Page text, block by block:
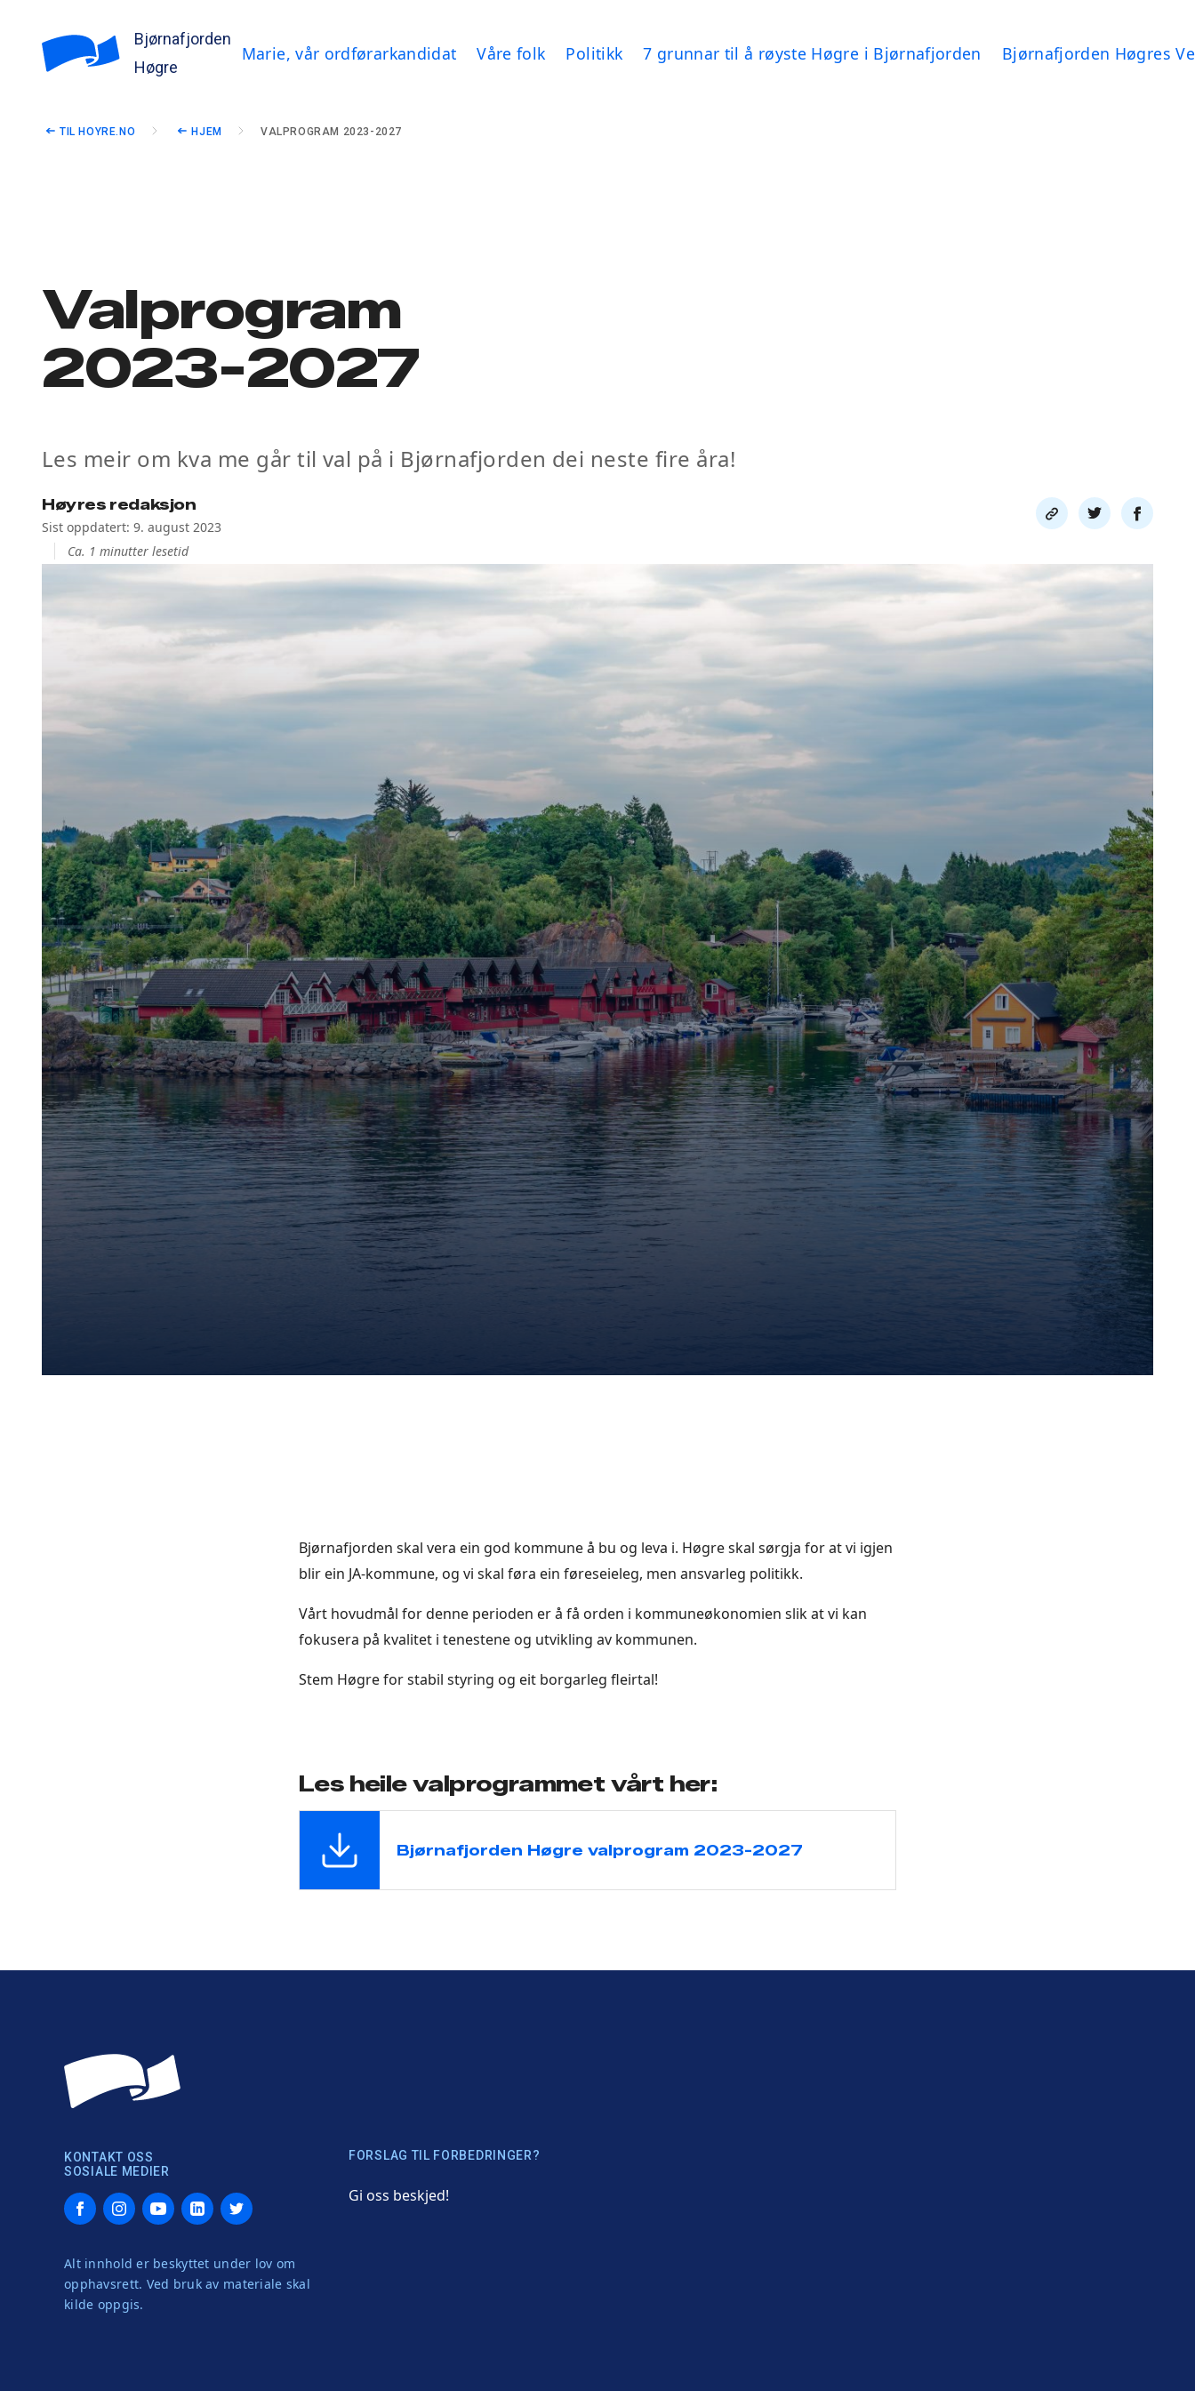
Bjørnafjorden
Høgre
Marie, vår ordførarkandidat Våre folk Politikk 7 grunnar til å røyste Høgre i Bjørnafjorden Bjørnafjorden Høgres
TIL HOYRE.NO HJEM VALPROGRAM 2023-2027
Valprogram
2023-2027
Les meir om kva me går til val på i Bjørnafjorden dei neste fire åra!
Høyres redaksjon
Sist oppdatert: 9. august 2023
Ca. 1 minutter lesetid
Del
link
Del
på
twitter
Del
på
facebook
Bjørnafjorden skal vera ein god kommune å bu og leva i. Høgre skal sørgja for at vi igjen
blir ein JA-kommune, og vi skal føra ein føreseieleg, men ansvarleg politikk.
Vårt hovudmål for denne perioden er å få orden i kommuneøkonomien slik at vi kan
fokusera på kvalitet i tenestene og utvikling av kommunen.
Stem Høgre for stabil styring og eit borgarleg fleirtal!
Les heile valprogrammet vårt her:
Bjørnafjorden Høgre valprogram 2023-2027
KONTAKT OSS
SOSIALE MEDIER
FacebookInstagramYouTubeLinkedInTwitter
Alt innhold er beskyttet under lov om
opphavsrett. Ved bruk av materiale skal
kilde oppgis.
FORSLAG TIL FORBEDRINGER?
Gi oss beskjed!